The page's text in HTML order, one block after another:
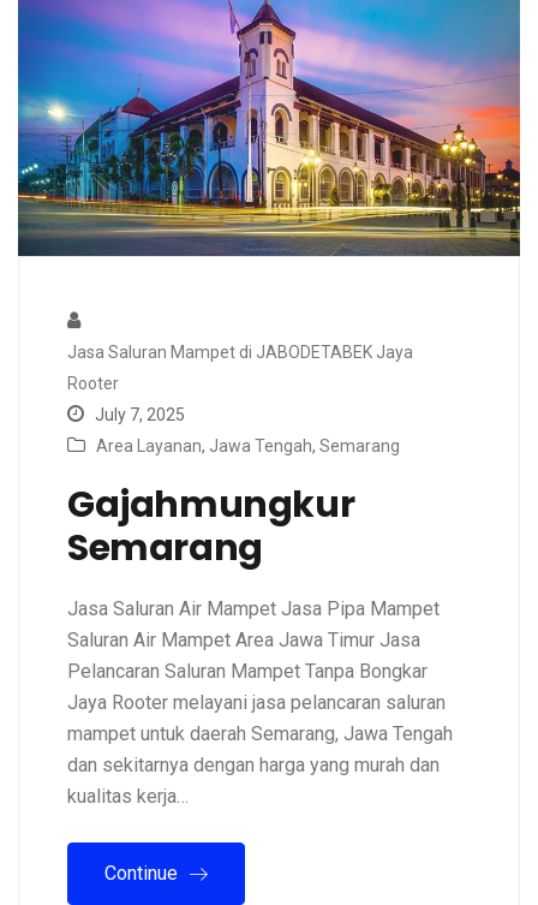
Jasa Saluran Mampet di JABODETABEK Jaya
Rooter
July 7, 2025
Area Layanan, Jawa Tengah, Semarang
Gajahmungkur
Semarang
Jasa Saluran Air Mampet Jasa Pipa Mampet
Saluran Air Mampet Area Jawa Timur Jasa
Pelancaran Saluran Mampet Tanpa Bongkar
Jaya Rooter melayani jasa pelancaran saluran
mampet untuk daerah Semarang, Jawa Tengah
dan sekitarnya dengan harga yang murah dan
kualitas kerja…
Continue